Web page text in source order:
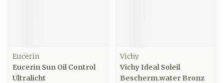
Eucerin
Eucerin Sun Oil Control
Ultralicht
Vichy
Vichy Ideal Soleil
Bescherm.water Bronz